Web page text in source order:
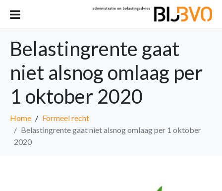
Belastingrente gaat
niet alsnog omlaag per
1 oktober 2020
Home
Formeel recht
Belastingrente gaat niet alsnog omlaag per 1 oktober
2020